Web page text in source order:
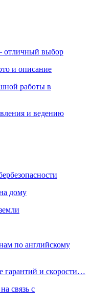
отличный выбор
и описание
работы в
и ведению
дому
по английскому
гарантий и скорости…
связь с